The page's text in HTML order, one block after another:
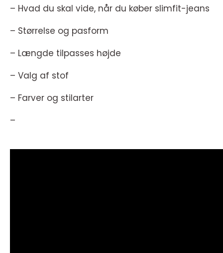
– Hvad du skal vide, når du køber slimfit-jeans
– Størrelse og pasform
– Længde tilpasses højde
– Valg af stof
– Farver og stilarter
–